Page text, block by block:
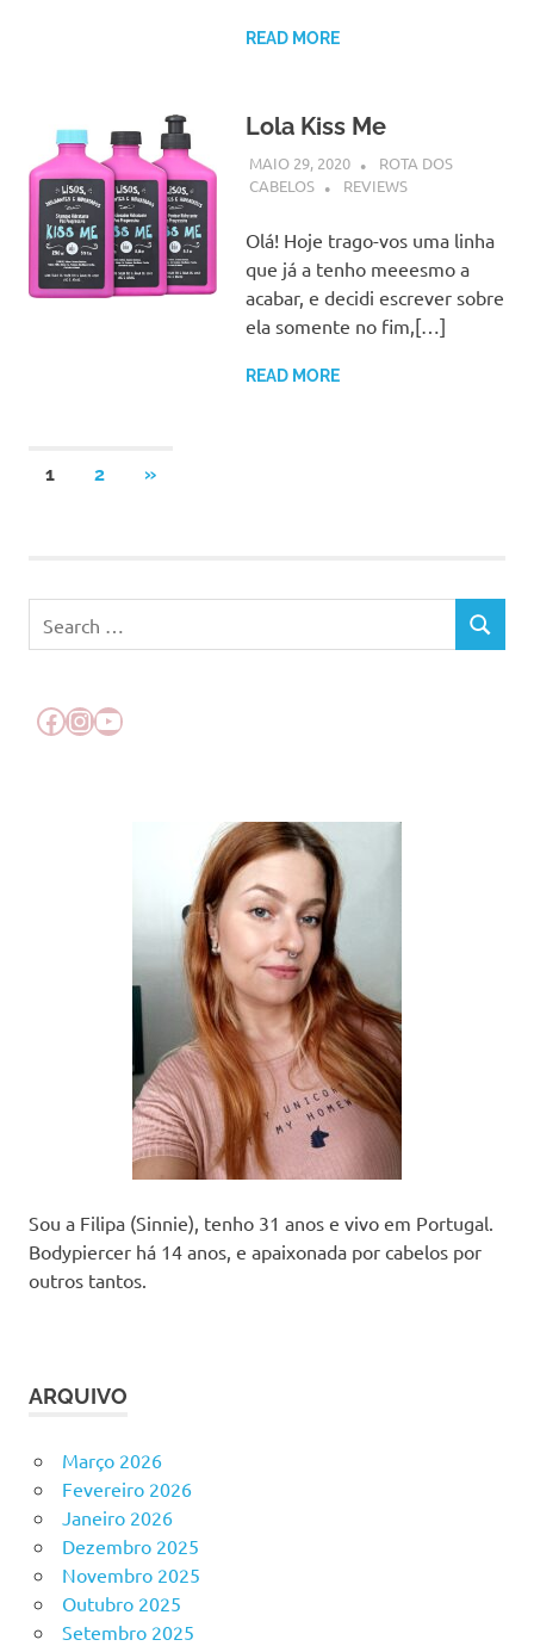
READ MORE
Lola Kiss Me
MAIO 29, 2020
ROTA DOS
CABELOS
REVIEWS
Olá! Hoje trago-vos uma linha
que já a tenho meeesmo a
acabar, e decidi escrever sobre
ela somente no fim,[…]
READ MORE
Paginação
1 2
NEXT
»
for:
SEARCH
Facebook
Instagram
YouTube
Sou a Filipa (Sinnie), tenho 31 anos e vivo em Portugal.
Bodypiercer há 14 anos, e apaixonada por cabelos por
outros tantos.
ARQUIVO
Março 2026
Fevereiro 2026
Janeiro 2026
Dezembro 2025
Novembro 2025
Outubro 2025
Setembro 2025